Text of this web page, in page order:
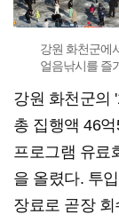
강원 화천군에
얼음낚시를 즐
강원 화천군의
총 집행액 46
프로그램 유료
을 올렸다. 투
장료로 곧장